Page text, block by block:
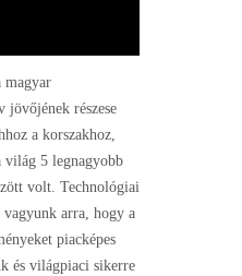
magyar
jövőjének részese
a korszakhoz,
világ 5 legnagyobb
volt. Technológiai
vagyunk arra, hogy a
piacképes
és világpiaci sikerre